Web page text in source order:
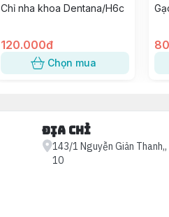
Chỉ nha khoa Dentana/H6c
120.000đ
Chọn mua
Địa chỉ
143/1 Nguyễn Giản
10